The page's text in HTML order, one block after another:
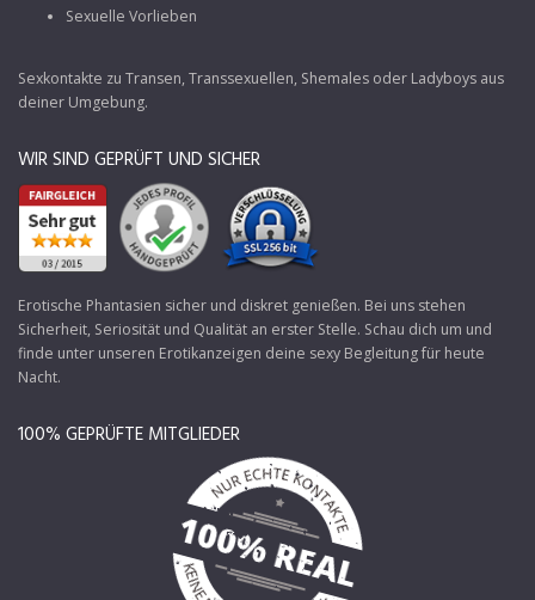
Sexuelle Vorlieben
Sexkontakte zu Transen, Transsexuellen, Shemales oder Ladyboys aus
deiner Umgebung.
WIR SIND GEPRÜFT UND SICHER
Erotische Phantasien sicher und diskret genießen. Bei uns stehen
Sicherheit, Seriosität und Qualität an erster Stelle. Schau dich um und
finde unter unseren Erotikanzeigen deine sexy Begleitung für heute
Nacht.
100% GEPRÜFTE MITGLIEDER